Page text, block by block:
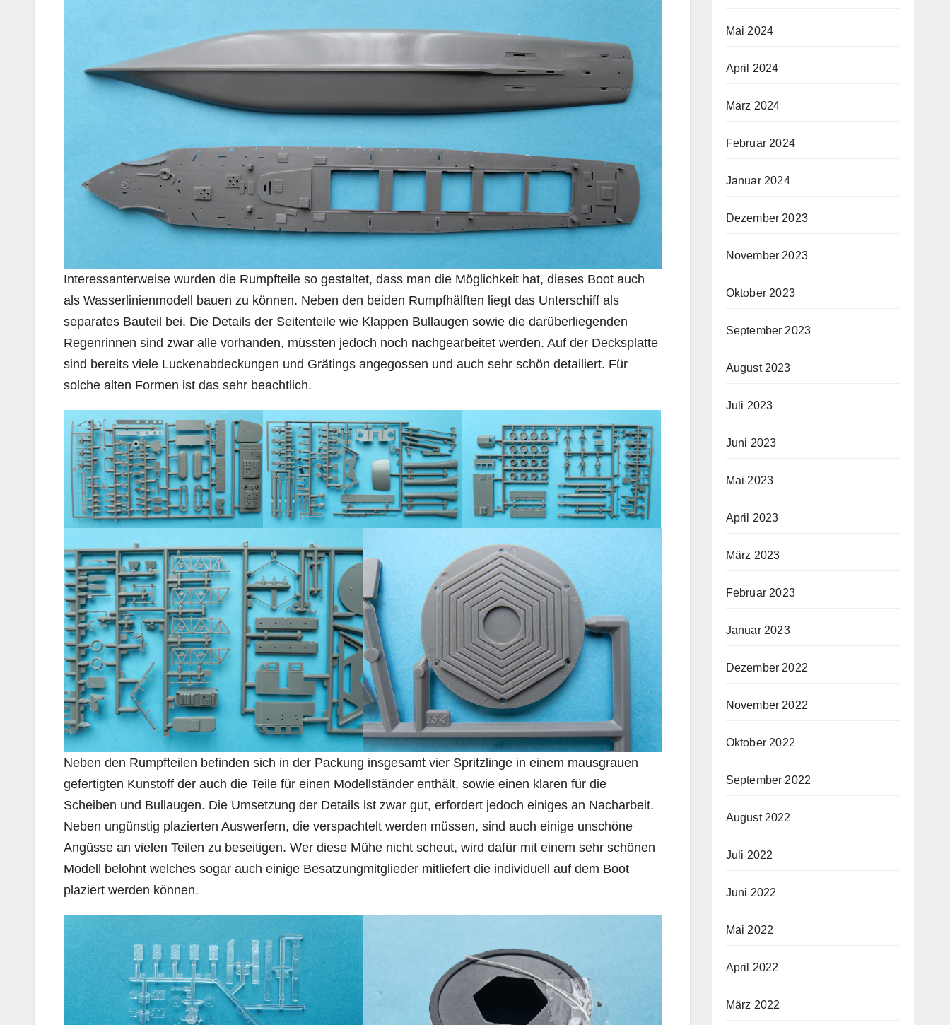
Interessanterweise wurden die Rumpfteile so gestaltet, dass man die Möglichkeit hat, dieses Boot auch
als Wasserlinienmodell bauen zu können. Neben den beiden Rumpfhälften liegt das Unterschiff als
separates Bauteil bei. Die Details der Seitenteile wie Klappen Bullaugen sowie die darüberliegenden
Regenrinnen sind zwar alle vorhanden, müssten jedoch noch nachgearbeitet werden. Auf der Decksplatte
sind bereits viele Luckenabdeckungen und Grätings angegossen und auch sehr schön detailiert. Für
solche alten Formen ist das sehr beachtlich.
Neben den Rumpfteilen befinden sich in der Packung insgesamt vier Spritzlinge in einem mausgrauen
gefertigten Kunstoff der auch die Teile für einen Modellständer enthält, sowie einen klaren für die
Scheiben und Bullaugen. Die Umsetzung der Details ist zwar gut, erfordert jedoch einiges an Nacharbeit.
Neben ungünstig plazierten Auswerfern, die verspachtelt werden müssen, sind auch einige unschöne
Angüsse an vielen Teilen zu beseitigen. Wer diese Mühe nicht scheut, wird dafür mit einem sehr schönen
Modell belohnt welches sogar auch einige Besatzungmitglieder mitliefert die individuell auf dem Boot
plaziert werden können.
Mai 2024
April 2024
März 2024
Februar 2024
Januar 2024
Dezember 2023
November 2023
Oktober 2023
September 2023
August 2023
Juli 2023
Juni 2023
Mai 2023
April 2023
März 2023
Februar 2023
Januar 2023
Dezember 2022
November 2022
Oktober 2022
September 2022
August 2022
Juli 2022
Juni 2022
Mai 2022
April 2022
März 2022